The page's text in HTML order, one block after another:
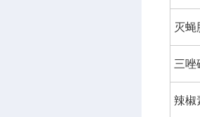
灭蝇
三唑
辣椒